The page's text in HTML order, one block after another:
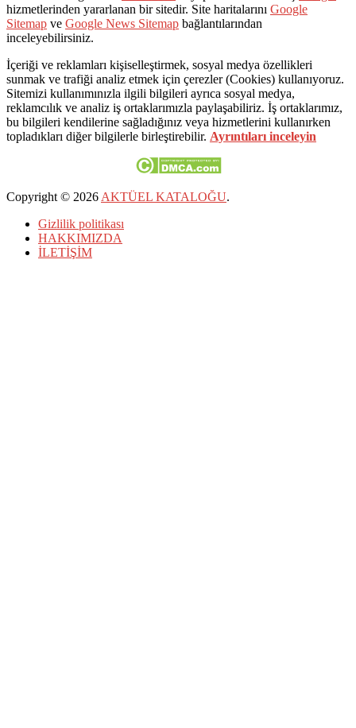
hizmetlerinden yararlanan bir sitedir. Site haritalarını Google
Sitemap ve Google News Sitemap bağlantılarından
inceleyebilirsiniz.
İçeriği ve reklamları kişiselleştirmek, sosyal medya özellikleri
sunmak ve trafiği analiz etmek için çerezler (Cookies) kullanıyoruz.
Sitemizi kullanımınızla ilgili bilgileri ayrıca sosyal medya,
reklamcılık ve analiz iş ortaklarımızla paylaşabiliriz. İş ortaklarımız,
bu bilgileri kendilerine sağladığınız veya hizmetlerini kullanırken
topladıkları diğer bilgilerle birleştirebilir. Ayrıntıları inceleyin
Copyright © 2026 AKTÜEL KATALOĞU.
Gizlilik politikası
HAKKIMIZDA
İLETİŞİM